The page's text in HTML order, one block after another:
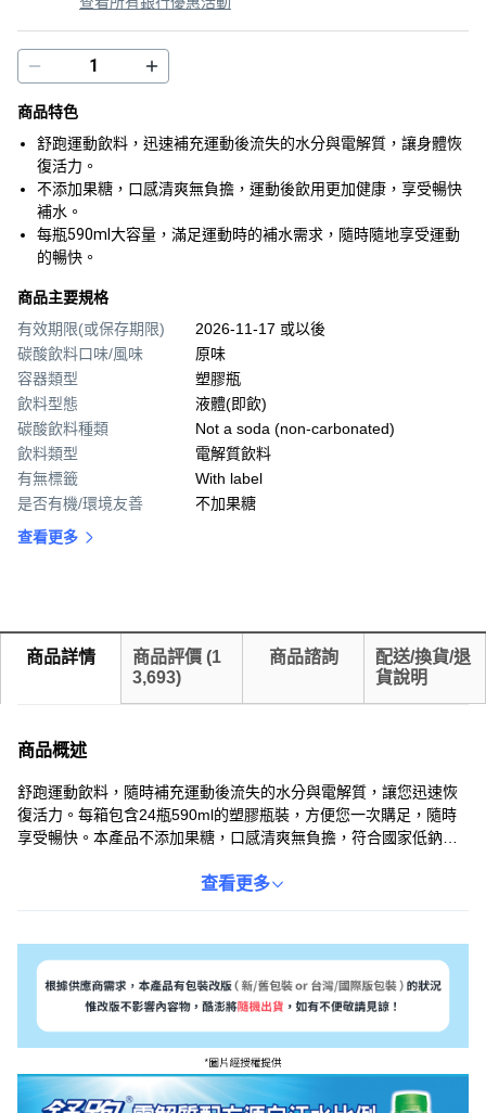
商品特色
舒跑運動飲料，迅速補充運動後流失的水分與電解質，讓身體恢
復活力。
不添加果糖，口感清爽無負擔，運動後飲用更加健康，享受暢快
補水。
每瓶590ml大容量，滿足運動時的補水需求，隨時隨地享受運動
的暢快。
商品主要規格
有效期限(或保存期限)
2026-11-17 或以後
碳酸飲料口味/風味
原味
容器類型
塑膠瓶
飲料型態
液體(即飲)
碳酸飲料種類
Not a soda (non-carbonated)
飲料類型
電解質飲料
有無標籤
With label
是否有機/環境友善
不加果糖
查看更多
商品詳情 商品評價 (1
3,693)
商品諮詢
配送/換貨/退
貨說明
商品概述
舒跑運動飲料，隨時補充運動後流失的水分與電解質，讓您迅速恢
復活力。每箱包含24瓶590ml的塑膠瓶裝，方便您一次購足，隨時
享受暢快。本產品不添加果糖，口感清爽無負擔，符合國家低鈉標
符合CNS運動飲料標準，含有五大電解質，是您運動、工作、戶外
查看更多